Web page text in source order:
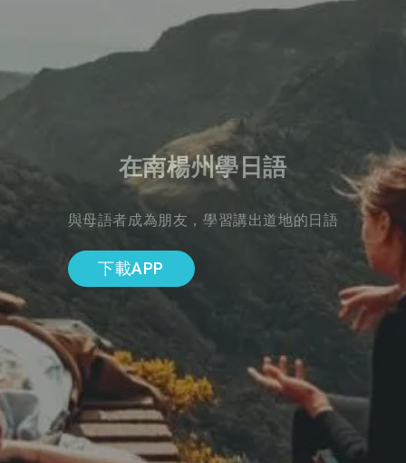
在南楊州學日語
與母語者成為朋友，學習講出道地的日語
下載APP